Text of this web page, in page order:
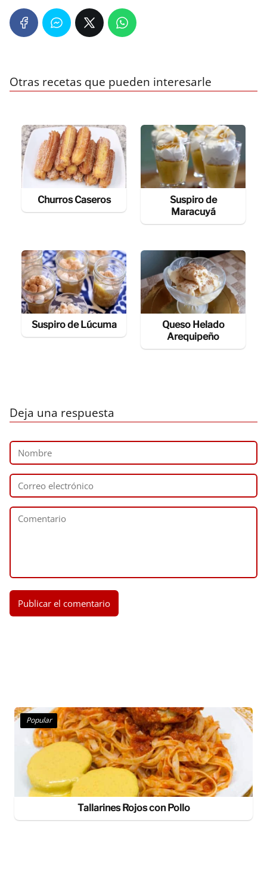
Otras recetas que pueden interesarle
Churros Caseros
Suspiro de
Maracuyá
Suspiro de Lúcuma
Queso Helado
Arequipeño
Deja una respuesta
Popular
Tallarines Rojos con Pollo